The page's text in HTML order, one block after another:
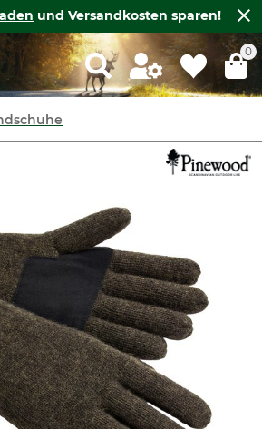
und Versandkosten sparen!
0